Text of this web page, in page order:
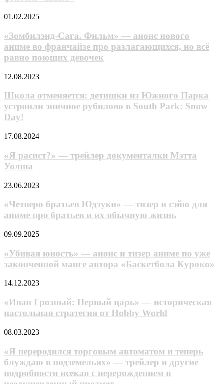
трейлере
«Фуриосы»
х
тизере
«Иные»
«Зомбилэнд-
Фильм»
—
анонс
нового
во
про
разлагающихся,
но
всё
поющих
01.02.2025
«Зомбилэнд-Сага. Фильм» — анонс нового
аниме во франчайзе про разлагающихся, но всё
равно поющих девочек
Школа
детишки
Южного
Парка
эпичное
в
South
Snow
12.08.2023
Школа отменяется: детишки из Южного Парка
устроили эпичное рубилово в South Park: Snow
Day!
«Я
—
трейлер
документалки
Уолша
17.08.2024
«Я расист?» — трейлер документалки Мэтта
Уолша
«Четверо
Юдзуки»
тизер
сэйю
аниме
про
и
обычную
жизнь
23.06.2023
«Четверо братьев Юдзуки» — тизер и сэйю для
аниме про братьев и их обычную жизнь
«Убивая
—
анонс
и
аниме
уже
законченной
автора
Куроко»
09.09.2025
«Убивая юность» — анонс и тизер аниме по уже
законченной манге автора «Баскетбола Куроко»
«Иван
Первый
царь»
—
настольная
от
Hobby
World
14.12.2023
«Иван Грозный: Первый царь» — историческая
настольная стратегия от Hobby World
«Я
торговым
автоматом
и
теперь
08.03.2023
«Я переродился торговым автоматом и теперь
блуждаю в подземельях» — трейлер и другие
подробности исекая с перерождением в